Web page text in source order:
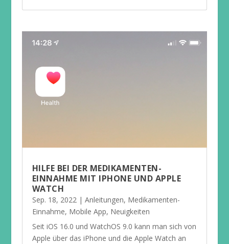
HILFE BEI DER MEDIKAMENTEN-
EINNAHME MIT IPHONE UND APPLE
WATCH
Sep. 18, 2022| Anleitungen, Medikamenten-
Einnahme, Mobile App, Neuigkeiten
Seit iOS 16.0 und WatchOS 9.0 kann man sich von
Apple über das iPhone und die Apple Watch an